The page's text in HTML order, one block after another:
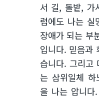
서 길, 돌밭, 가
럼에도 나는 실
장애가 되는 부
입니다. 믿음과
습니다. 그리고
는 삼위일체 하
을 나는 압니